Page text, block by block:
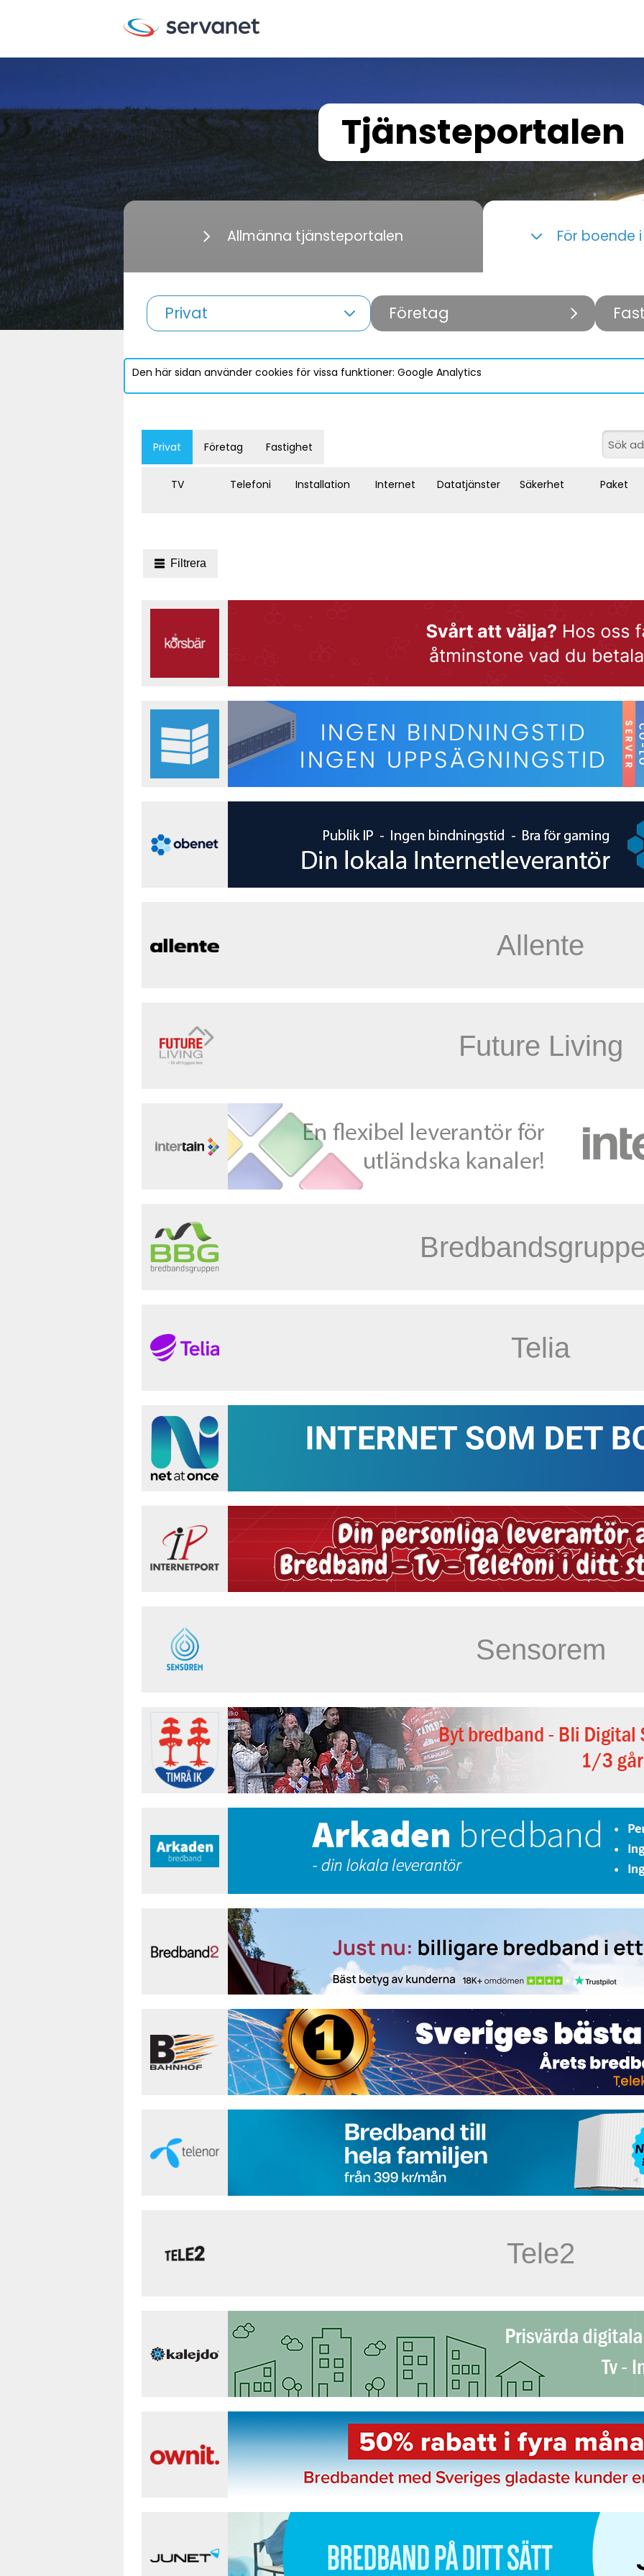
Tjänsteportalen
Allmänna tjänsteportalen För boende
Privat Företag
Den här sidan använder cookies för vissa funktioner: Google Analytics
Privat Företag Fastighet
TV Telefoni Installation Internet Datatjänster Säkerhet Paket
Filtrera
Allente
Future Living
Telia
Sensorem
Tele2